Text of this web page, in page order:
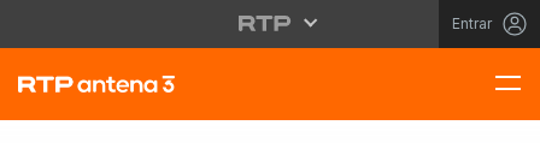
Entrar